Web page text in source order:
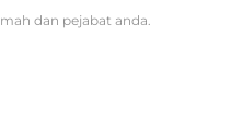
dan pejabat anda.